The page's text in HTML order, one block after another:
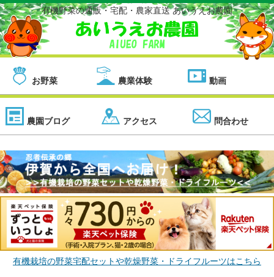
有機野菜の通販・宅配・農家直送 あいうえお農園
お野菜 農業体験 動画
農園ブログ アクセス 問合わせ
有機栽培の野菜宅配セットや乾燥野菜・ドライフルーツはこちら